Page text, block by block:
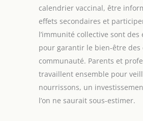
calendrier vaccinal, être
effets secondaires et
l’immunité collective sont
pour garantir le bien-être
communauté. Parents et
travaillent ensemble pour
nourrissons, un
l’on ne saurait sous-estimer.